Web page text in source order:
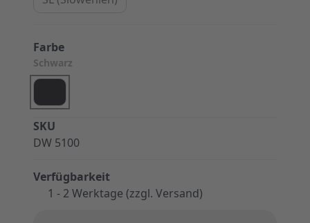
SKU
DW 5100
Verfügbarkeit
1 - 2 Werktage (zzgl. Versand)
Farbe
Schwarz